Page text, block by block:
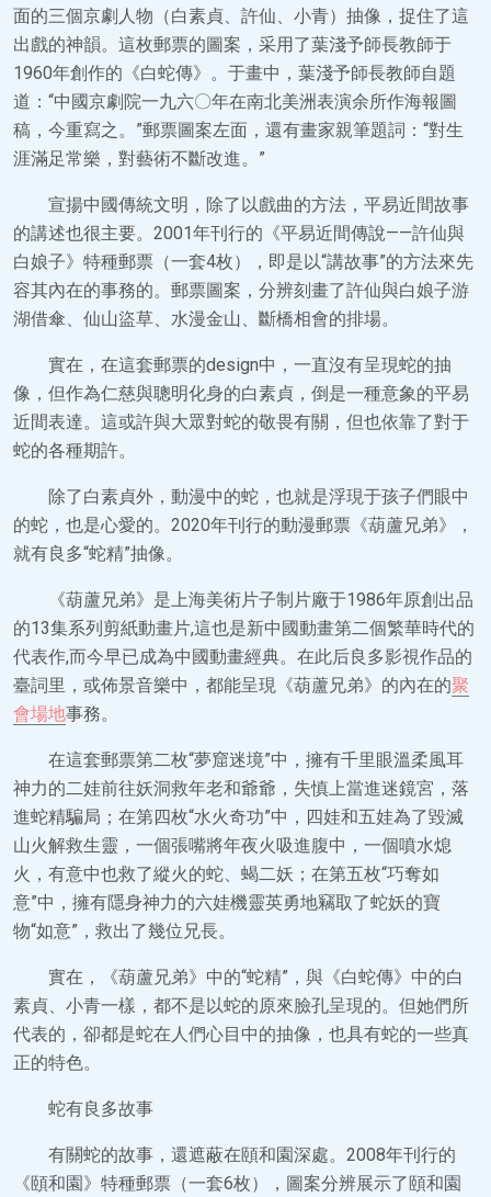
面的三個京劇人物（白素貞、許仙、小青）抽像，捉住了這
出戲的神韻。這枚郵票的圖案，采用了葉淺予師長教師于
1960年創作的《白蛇傳》。于畫中，葉淺予師長教師自題
道：“中國京劇院一九六〇年在南北美洲表演余所作海報圖
稿，今重寫之。”郵票圖案左面，還有畫家親筆題詞：“對生
涯滿足常樂，對藝術不斷改進。”
宣揚中國傳統文明，除了以戲曲的方法，平易近間故事
的講述也很主要。2001年刊行的《平易近間傳說——許仙與
白娘子》特種郵票（一套4枚），即是以“講故事”的方法來先
容其內在的事務的。郵票圖案，分辨刻畫了許仙與白娘子游
湖借傘、仙山盜草、水漫金山、斷橋相會的排場。
實在，在這套郵票的design中，一直沒有呈現蛇的抽
像，但作為仁慈與聰明化身的白素貞，倒是一種意象的平易
近間表達。這或許與大眾對蛇的敬畏有關，但也依靠了對于
蛇的各種期許。
除了白素貞外，動漫中的蛇，也就是浮現于孩子們眼中
的蛇，也是心愛的。2020年刊行的動漫郵票《葫蘆兄弟》，
就有良多“蛇精”抽像。
《葫蘆兄弟》是上海美術片子制片廠于1986年原創出品
的13集系列剪紙動畫片,這也是新中國動畫第二個繁華時代的
代表作,而今早已成為中國動畫經典。在此后良多影視作品的
臺詞里，或佈景音樂中，都能呈現《葫蘆兄弟》的內在的聚
會場地事務。
在這套郵票第二枚“夢窟迷境”中，擁有千里眼溫柔風耳
神力的二娃前往妖洞救年老和爺爺，失慎上當進迷鏡宮，落
進蛇精騙局；在第四枚“水火奇功”中，四娃和五娃為了毀滅
山火解救生靈，一個張嘴將年夜火吸進腹中，一個噴水熄
火，有意中也救了縱火的蛇、蝎二妖；在第五枚“巧奪如
意”中，擁有隱身神力的六娃機靈英勇地竊取了蛇妖的寶
物“如意”，救出了幾位兄長。
實在，《葫蘆兄弟》中的“蛇精”，與《白蛇傳》中的白
素貞、小青一樣，都不是以蛇的原來臉孔呈現的。但她們所
代表的，卻都是蛇在人們心目中的抽像，也具有蛇的一些真
正的特色。
蛇有良多故事
有關蛇的故事，還遮蔽在頤和園深處。2008年刊行的
《頤和園》特種郵票（一套6枚），圖案分辨展示了頤和園